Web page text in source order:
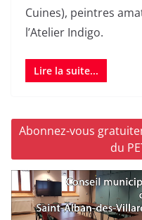
Cuines), peintres
l’Atelier Indigo.
Lire la suite...
Abonnez-vous
du